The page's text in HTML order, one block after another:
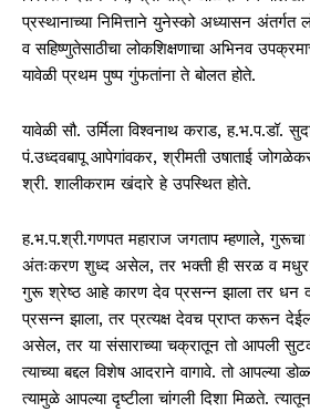
प्रस्थानाच्या निमित्ताने युनेस्को अध्यासन अंतर्गत
व सहिष्णुतेसाठीचा लोकशिक्षणाचा अभिनव
यावेळी प्रथम पुष्प गुंफतांना ते बोलत होते.
यावेळी सौ. उर्मिला विश्‍वनाथ कराड, ह.भ.प.डॉ.
पं.उध्दवबापू आपेगांवकर, श्रीमती उषाताई
श्री. शालीकराम खंदारे हे उपस्थित होते.
ह.भ.प.श्री.गणपत महाराज जगताप म्हणाले, गुरूचा
अंतःकरण शुध्द असेल, तर भक्ती ही सरळ व मधुर
गुरू श्रेष्ठ आहे कारण देव प्रसन्न झाला तर धन
प्रसन्न झाला, तर प्रत्यक्ष देवच प्राप्त करून
असेल, तर या संसाराच्या चक्रातून तो आपली
त्याच्या बद्दल विशेष आदराने वागावे. तो आपल्या
त्यामुळे आपल्या दृष्टीला चांगली दिशा मिळते.